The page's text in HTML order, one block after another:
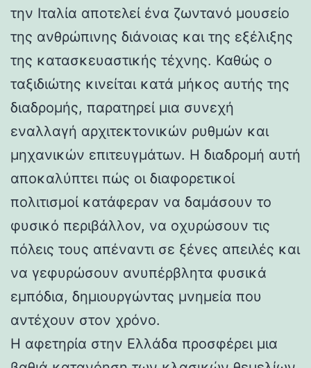
την Ιταλία αποτελεί ένα ζωντανό μουσείο
της ανθρώπινης διάνοιας και της εξέλιξης
της κατασκευαστικής τέχνης. Καθώς ο
ταξιδιώτης κινείται κατά μήκος αυτής της
διαδρομής, παρατηρεί μια συνεχή
εναλλαγή αρχιτεκτονικών ρυθμών και
μηχανικών επιτευγμάτων. Η διαδρομή αυτή
αποκαλύπτει πώς οι διαφορετικοί
πολιτισμοί κατάφεραν να δαμάσουν το
φυσικό περιβάλλον, να οχυρώσουν τις
πόλεις τους απέναντι σε ξένες απειλές και
να γεφυρώσουν ανυπέρβλητα φυσικά
εμπόδια, δημιουργώντας μνημεία που
αντέχουν στον χρόνο.
Η αφετηρία στην Ελλάδα προσφέρει μια